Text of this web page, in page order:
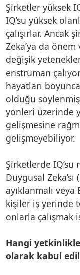
Şirketler yüksek
IQ’su yüksek
çalışırlar. Ancak
Zeka’ya da
değişik
enstrüman
hayatları
olduğu
yönleri üzerinde
gelişmesine
gelişmeyebiliyor.
Şirketlerde
Duygusal
ayıklanmalı
kişiler iş yerinde
onlarla çalışmak
Hangi
olarak kabul